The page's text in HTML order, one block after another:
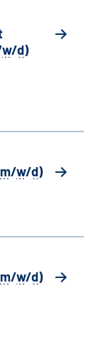
w/d)
m/w/d)
m/w/d)